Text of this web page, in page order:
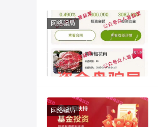
网络骗局
网络骗局